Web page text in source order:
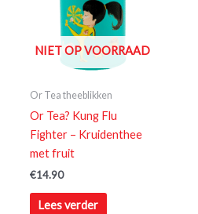
NIET OP VOORRAAD
Or Tea theeblikken
Or Tea? Kung Flu
Fighter – Kruidenthee
met fruit
€14.90
Lees verder